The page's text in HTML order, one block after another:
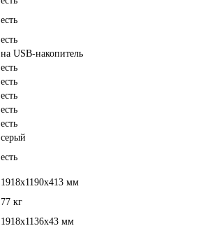
есть
есть
на USB-накопитель
есть
есть
есть
есть
есть
серый
есть
1918x1190x413 мм
77 кг
1918x1136x43 мм